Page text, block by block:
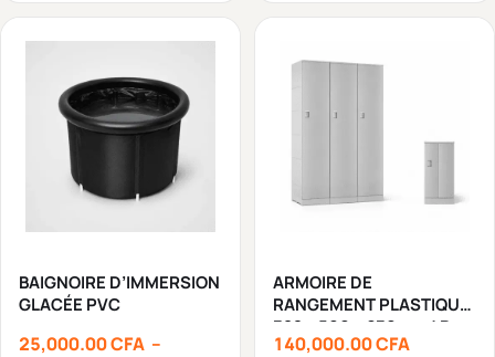
BAIGNOIRE D’IMMERSION
GLACÉE PVC
25,000.00CFA –
ARMOIRE DE
RANGEMENT PLASTIQUE
382 x 500 x 630mm / Pcs
140,000.00CFA